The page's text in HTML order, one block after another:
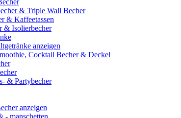
& Triple Wall Becher
& Kaffeetassen
& Isolierbecher
anzeigen
Cocktail Becher & Deckel
& Partybecher
anzeigen
- manschetten